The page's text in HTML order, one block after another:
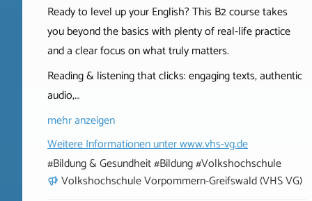
Ready to level up your English? This B2 course takes
you beyond the basics with plenty of real-life practice
and a clear focus on what truly matters.
Reading & listening that clicks: engaging texts, authentic
audio,…
mehr anzeigen
Weitere Informationen unterwww.vhs-vg.de
#Bildung & Gesundheit #Bildung #Volkshochschule
Volkshochschule Vorpommern-Greifswald (VHS VG)